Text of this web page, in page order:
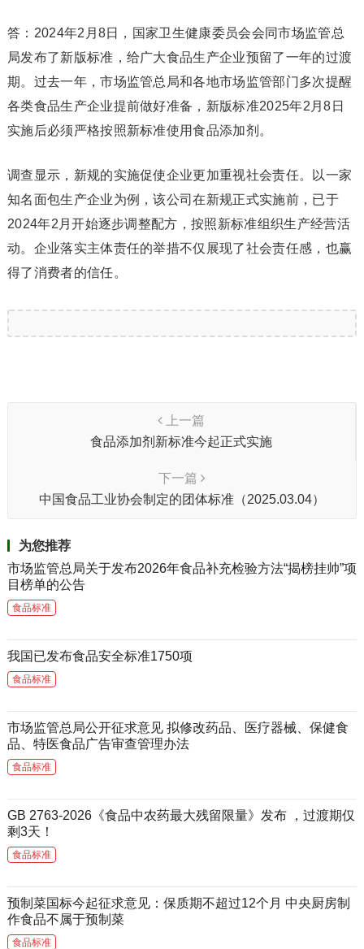
答：2024年2月8日，国家卫生健康委员会会同市场监管总
局发布了新版标准，给广大食品生产企业预留了一年的过渡
期。过去一年，市场监管总局和各地市场监管部门多次提醒
各类食品生产企业提前做好准备，新版标准2025年2月8日
实施后必须严格按照新标准使用食品添加剂。
调查显示，新规的实施促使企业更加重视社会责任。以一家
知名面包生产企业为例，该公司在新规正式实施前，已于
2024年2月开始逐步调整配方，按照新标准组织生产经营活
动。企业落实主体责任的举措不仅展现了社会责任感，也赢
得了消费者的信任。
上一篇
食品添加剂新标准今起正式实施
下一篇
中国食品工业协会制定的团体标准（2025.03.04）
为您推荐
市场监管总局关于发布2026年食品补充检验方法“揭榜挂帅”项
目榜单的公告
食品标准
我国已发布食品安全标准1750项
食品标准
市场监管总局公开征求意见 拟修改药品、医疗器械、保健食
品、特医食品广告审查管理办法
食品标准
GB 2763-2026《食品中农药最大残留限量》发布 ，过渡期仅
剩3天！
食品标准
预制菜国标今起征求意见：保质期不超过12个月 中央厨房制
作食品不属于预制菜
食品标准